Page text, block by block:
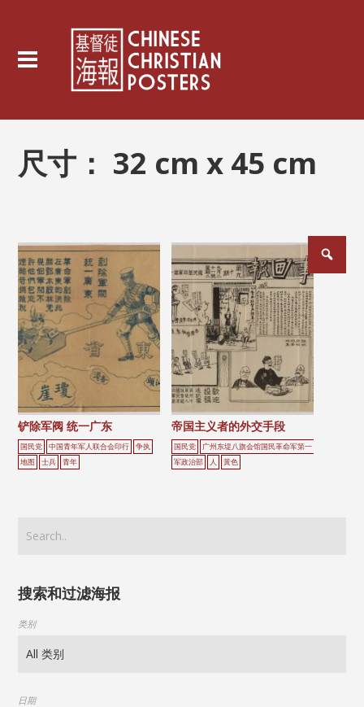
尺寸： 32 cm x 45 cm
铲除军阀 统一广东
国民党 中国青年军人联合会印行
争执
地图
士兵 青年
帝国主义者的外交手段
国民党
广州东堤八旗会馆国民革命军第一
军政治部
人 黃色
搜索和过滤海报
类别
日期